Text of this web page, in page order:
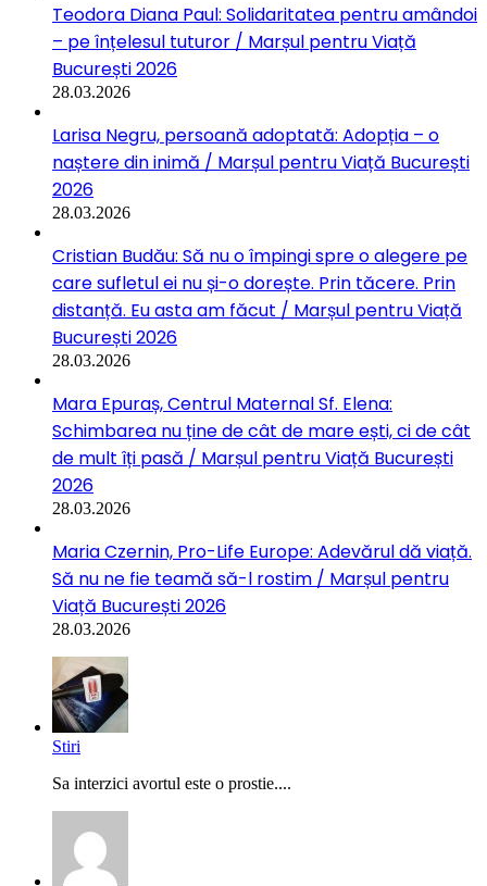
Teodora Diana Paul: Solidaritatea pentru amândoi
– pe înțelesul tuturor / Marșul pentru Viață
București 2026
28.03.2026
Larisa Negru, persoană adoptată: Adopția – o
naștere din inimă / Marșul pentru Viață București
2026
28.03.2026
Cristian Budău: Să nu o împingi spre o alegere pe
care sufletul ei nu și-o dorește. Prin tăcere. Prin
distanță. Eu asta am făcut / Marșul pentru Viață
București 2026
28.03.2026
Mara Epuraș, Centrul Maternal Sf. Elena:
Schimbarea nu ține de cât de mare ești, ci de cât
de mult îți pasă / Marșul pentru Viață București
2026
28.03.2026
Maria Czernin, Pro-Life Europe: Adevărul dă viață.
Să nu ne fie teamă să-l rostim / Marșul pentru
Viață București 2026
28.03.2026
Stiri
Sa interzici avortul este o prostie....